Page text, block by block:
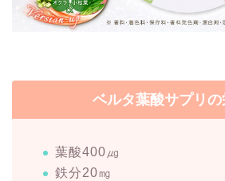
ベルタ葉酸サプリ
葉酸400㎍
鉄分20㎎